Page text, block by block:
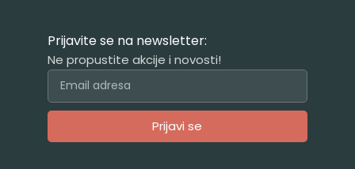
Prijavite se na newsletter:
Ne propustite akcije i novosti!
Prijavi se